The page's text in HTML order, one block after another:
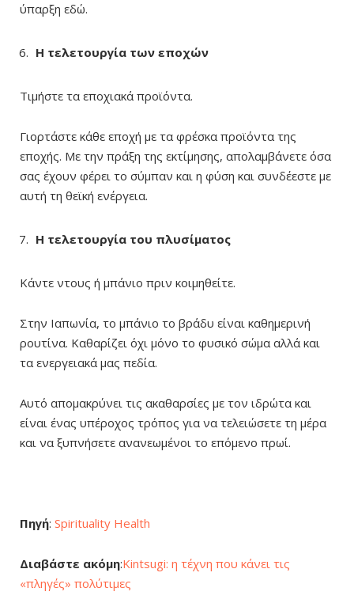
ύπαρξη εδώ.
Η τελετουργία των εποχών
Τιμήστε τα εποχιακά προϊόντα.
Γιορτάστε κάθε εποχή με τα φρέσκα προϊόντα της
εποχής. Με την πράξη της εκτίμησης, απολαμβάνετε όσα
σας έχουν φέρει το σύμπαν και η φύση και συνδέεστε με
αυτή τη θεϊκή ενέργεια.
Η τελετουργία του πλυσίματος
Κάντε ντους ή μπάνιο πριν κοιμηθείτε.
Στην Ιαπωνία, το μπάνιο το βράδυ είναι καθημερινή
ρουτίνα. Καθαρίζει όχι μόνο το φυσικό σώμα αλλά και
τα ενεργειακά μας πεδία.
Αυτό απομακρύνει τις ακαθαρσίες με τον ιδρώτα και
είναι ένας υπέροχος τρόπος για να τελειώσετε τη μέρα
και να ξυπνήσετε ανανεωμένοι το επόμενο πρωί.
Πηγή: Spirituality Health
Διαβάστε ακόμη:Kintsugi: η τέχνη που κάνει τις
«πληγές» πολύτιμες